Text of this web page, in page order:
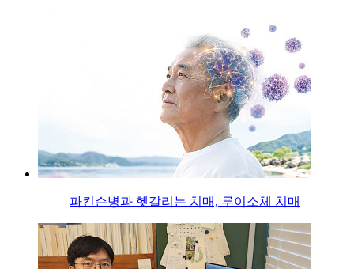
파킨슨병과 헷갈리는 치매, 루이소체 치매